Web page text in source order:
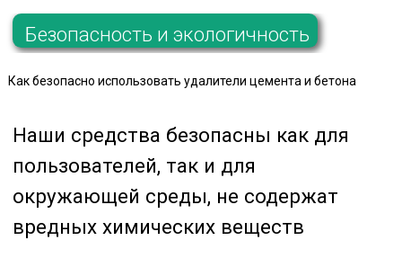
Как безопасно использовать удалители цемента и бетона
Готовы сделать ваш выбор?
Оформите заказ через нашу удобную
форму обратной связи или с
помощью ассистента. Это быстро,
удобно, и вы получите всю